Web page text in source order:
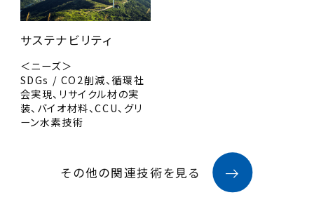
サステナビリティ
＜ニーズ＞
SDGs / CO2削減、循環社
会実現、リサイクル材の実
装、バイオ材料、CCU、グリ
ーン水素技術
その他の関連技術を見る